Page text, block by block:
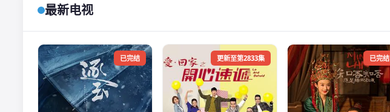
最新电视
已完结 更新至第2833集 已完结